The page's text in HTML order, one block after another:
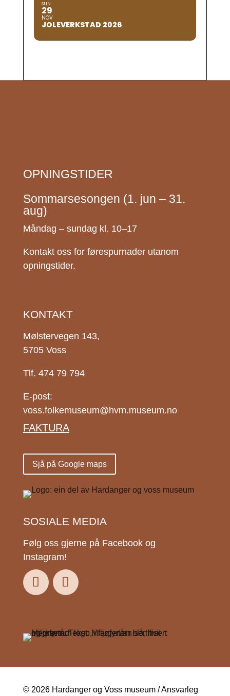
SUN
29
NOV
JOLEVERKSTAD 2026
OPNINGSTIDER
Sommarsesongen (1. jun – 31.
aug)
Måndag – sundag kl. 10–17
Kontakt oss for førespurnader utanom
opningstider.
KONTAKT
Mølstervegen 143,
5705 Voss
Tlf. 474 79 794
E-post:
voss.folkemuseum@hvm.museum.no
FAKTURA
Sjå på Google maps
SOSIALE MEDIA
Følg oss gjerne på Facebook og
Instagram!
© 2026 Hardanger og Voss museum / Ansvarleg